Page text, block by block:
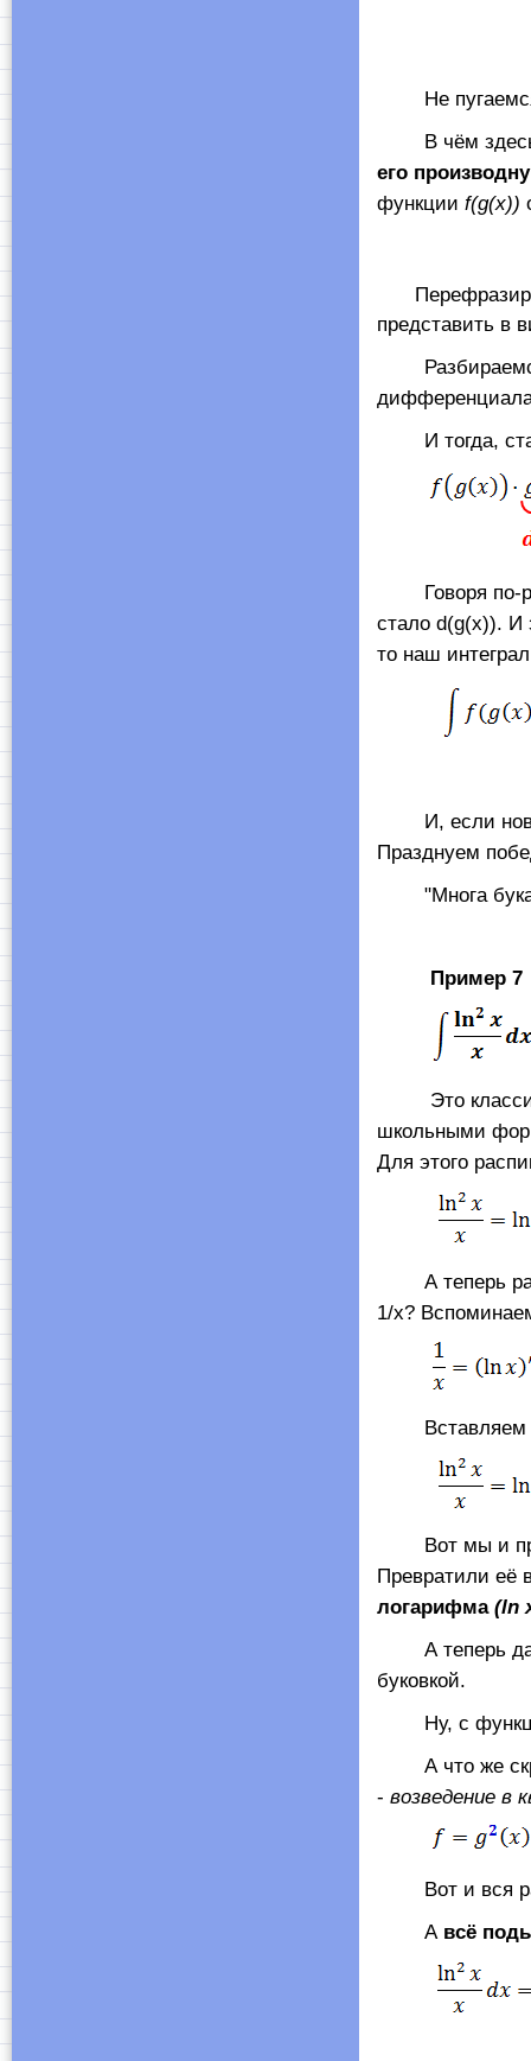
Не пугаемся
В чём здесь
его
функции f(g(x))
представить в
И тогда,
Говоря по-
стало d(g(x)). И
то наш
И, если
Празднуем
"Многа
Пример 7
Это классика
школьными
Для этого
А теперь
1/x?
Вставляем
Вот мы и
Превратили её
логарифма (ln
А теперь
буковкой.
Ну, с
А что же
- возведение в
Вот и вся
А всё